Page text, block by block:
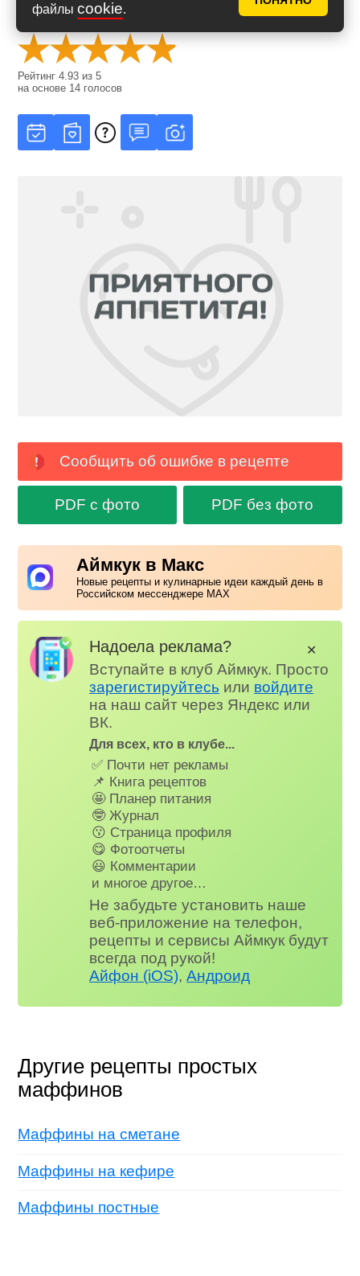
файлы cookie.
Оценить рецепт
Рейтинг4.93 из5
на основе 14 голосов
Сообщить об ошибке в рецепте
PDF с фото PDF без фото
Аймкук в Макс
Новые рецепты и кулинарные идеи каждый день в
Российском мессенджере MAX
Надоела реклама?
Вступайте в клуб Аймкук. Просто
зарегистируйтесь или войдите
на наш сайт через Яндекс или
ВК.
Для всех, кто в клубе...
✅ Почти нет рекламы
📌 Книга рецептов
🤩 Планер питания
🤓 Журнал
😗 Страница профиля
😋 Фотоотчеты
😃 Комментарии
и многое другое…
Не забудьте установить наше
веб-приложение на телефон,
рецепты и сервисы Аймкук будут
всегда под рукой!
Айфон (iOS),Андроид
✕
Другие рецепты простых
маффинов
Маффины на сметане
Маффины на кефире
Маффины постные